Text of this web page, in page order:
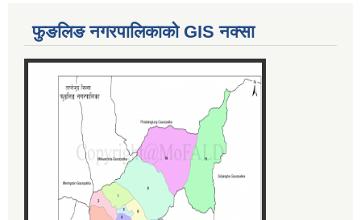
फुङलिङ नगरपालिकाको GIS नक्सा